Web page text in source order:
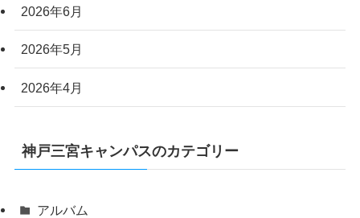
2026年6月
2026年5月
2026年4月
神戸三宮キャンパスのカテゴリー
アルバム